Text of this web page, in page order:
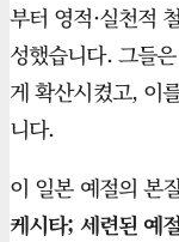
부터 영적·실천적
성했습니다. 그들
게 확산시켰고, 이
니다.
이 일본 예절의 본
케시타; 세련된 예